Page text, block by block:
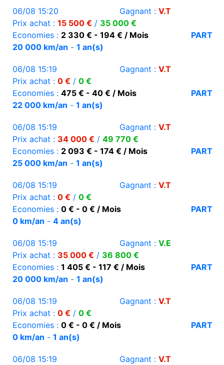
06/08 15:20 Gagnant : V.T
Prix achat : 15 500 € / 35 000 €
Economies : 2 330 € - 194 € / Mois
PART
20 000 km/an - 1 an(s)
06/08 15:19 Gagnant : V.T
Prix achat : 0 € / 0 €
Economies : 475 € - 40 € / Mois
PART
22 000 km/an - 1 an(s)
06/08 15:19 Gagnant : V.T
Prix achat : 34 000 € / 49 770 €
Economies : 2 093 € - 174 € / Mois
PART
25 000 km/an - 1 an(s)
06/08 15:19 Gagnant : V.T
Prix achat : 0 € / 0 €
Economies : 0 € - 0 € / Mois
PART
0 km/an - 4 an(s)
06/08 15:19 Gagnant : V.E
Prix achat : 35 000 € / 36 800 €
Economies : 1 405 € - 117 € / Mois
PART
20 000 km/an - 1 an(s)
06/08 15:19 Gagnant : V.T
Prix achat : 0 € / 0 €
Economies : 0 € - 0 € / Mois
PART
0 km/an - 1 an(s)
06/08 15:19 Gagnant : V.T